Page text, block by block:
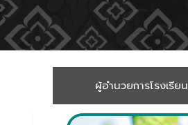
ผู้อำนวยการโรงเรียน